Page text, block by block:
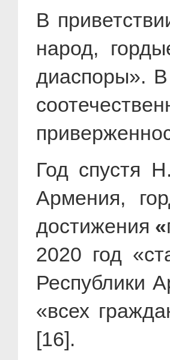
В
народ,
диаспоры». В
Год спустя
Армения,
достижения «
2020 год
Республики
«всех
[16].